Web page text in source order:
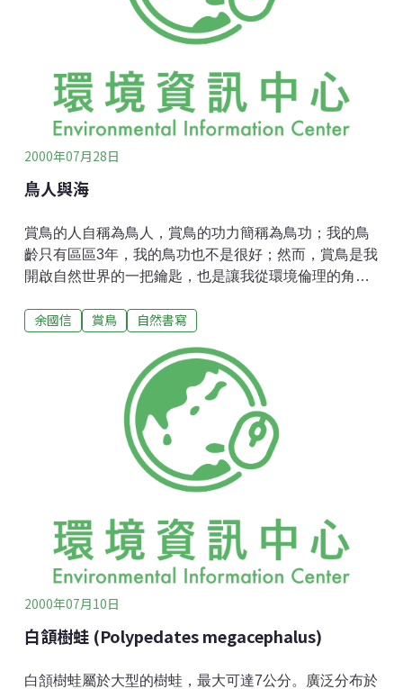
2000年07月28日
鳥人與海
賞鳥的人自稱為鳥人，賞鳥的功力簡稱為鳥功；我的鳥
齡只有區區3年，我的鳥功也不是很好；然而，賞鳥是我
開啟自然世界的一把鑰匙，也是讓我從環境倫理的角
展，進而想弄清楚台灣歷史演變；當透過多角度(自然與
越多，關心土地的心就會下的越重。 越接觸自然，你會
發掘自己的無知，接觸自然你會和我一樣充滿疑惑，你
會充斥為什麼？ 為什麼這一棵樹或這一片海會有那麼多
鳥來這兒棲息，這棵樹或這片海到底擁有何種魅力呢?為
什麼這隻鳥會如此命名？充滿無數為什麼?正是台灣當前
教育上所欠缺的思維，唯有不斷的發掘問題才能不斷增
灣的山林與海洋呢？如果你和我一樣無法經常上山拜訪
自然；那麼，不妨從海開始接觸起吧！海離我們如此
近，沒有
余國信 賞鳥 自然書寫
2000年07月10日
白頷樹蛙 (Polypedates megacephalus)
白頷樹蛙屬於大型的樹蛙，最大可達7公分。廣泛分布於